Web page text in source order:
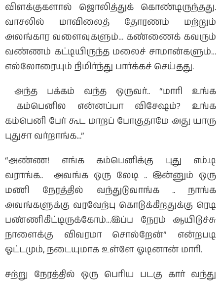
விளக்குகளால் ஜொலித்துக் கொண்டிருந்தது.
வாசலில் மாவிலைத் தோரணம் மற்றும்
அலங்கார வளைவுகளும்… கண்ணைக் கவரும்
வண்ணம் கட்டியிருந்த மலைச் சாமான்களும்…
எல்லோரையும் நிமிர்ந்து பார்க்கச் செய்தது.
அந்த பக்கம் வந்த ஒருவர்.. “மாரி உங்க
கம்பெனில என்னப்பா விசேஷம்? உங்க
கம்பெனி பேர் கூட மாறப் போகுதாமே அது யாரு
புதுசா வர்றாங்க…”
“அண்ண! எங்க கம்பெனிக்கு புது எம்.டி
வராங்க.. அவங்க ஒரு லேடி .. இன்னும் ஒரு
மணி நேரத்தில் வந்துடுவாங்க .. நாங்க
அவங்களுக்கு வரவேற்பு கொடுக்கிறதுக்கு ரெடி
பண்ணிகிட்டிருக்கோம்…இப்ப நேரம் ஆயிடுச்சு
நாளைக்கு விவரமா சொல்றேன்” என்றபடி
ஓட்டமும், நடையுமாக உள்ளே ஓடினான் மாரி.
சற்று நேரத்தில் ஒரு பெரிய படகு கார் வந்து